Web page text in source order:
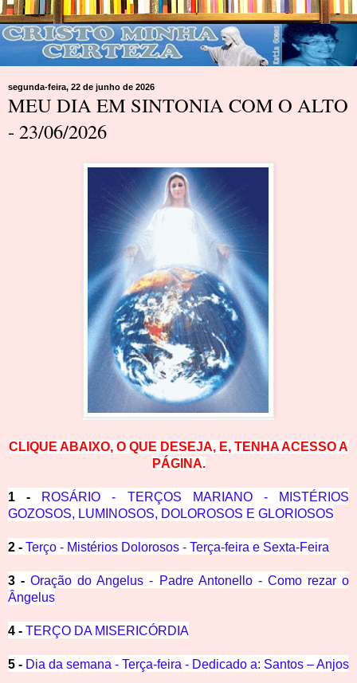
segunda-feira, 22 de junho de 2026
MEU DIA EM SINTONIA COM O ALTO
- 23/06/2026
CLIQUE ABAIXO, O QUE DESEJA, E, TENHA ACESSO A
PÁGINA.
1 -
ROSÁRIO - TERÇOS MARIANO - MISTÉRIOS
GOZOSOS, LUMINOSOS, DOLOROSOS E GLORIOSOS
2 - Terço - Mistérios Dolorosos - Terça-feira e Sexta-Feira
3 -Oração do Angelus - Padre Antonello - Como rezar o
Ângelus
4 - TERÇO DA MISERICÓRDIA
5 - Dia da semana - Terça-feira - Dedicado a: Santos – Anjos